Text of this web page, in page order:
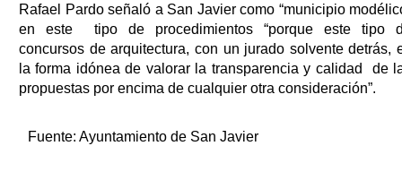
Rafael Pardo señaló a San Javier como “municipio
en este tipo de procedimientos “porque este tipo
concursos de arquitectura, con un jurado solvente detrás,
la forma idónea de valorar la transparencia y calidad de
propuestas por encima de cualquier otra consideración”.
Fuente: Ayuntamiento de San Javier